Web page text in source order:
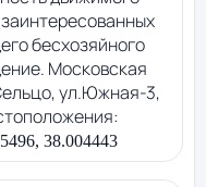
бесхозяйного
Московская
ул.Южная-3,
38.004443